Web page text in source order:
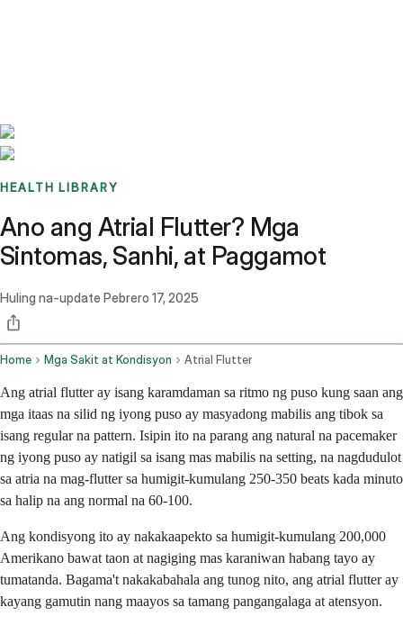
HEALTH LIBRARY
Ano ang Atrial Flutter? Mga
Sintomas, Sanhi, at Paggamot
Huling na-update Pebrero 17, 2025
Home Mga Sakit at Kondisyon Atrial Flutter
Ang atrial flutter ay isang karamdaman sa ritmo ng puso kung saan ang
mga itaas na silid ng iyong puso ay masyadong mabilis ang tibok sa
isang regular na pattern. Isipin ito na parang ang natural na pacemaker
ng iyong puso ay natigil sa isang mas mabilis na setting, na nagdudulot
sa atria na mag-flutter sa humigit-kumulang 250-350 beats kada minuto
sa halip na ang normal na 60-100.
Ang kondisyong ito ay nakakaapekto sa humigit-kumulang 200,000
Amerikano bawat taon at nagiging mas karaniwan habang tayo ay
tumatanda. Bagama't nakakabahala ang tunog nito, ang atrial flutter ay
kayang gamutin nang maayos sa tamang pangangalaga at atensyon.